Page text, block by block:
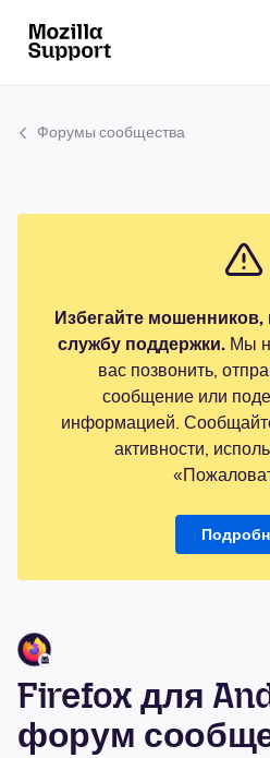
Форумы сообщества
Избегайте
службу поддержки.Мы
вас позвонить,
сообщение или
информацией.
активности,
Firefox для
форум